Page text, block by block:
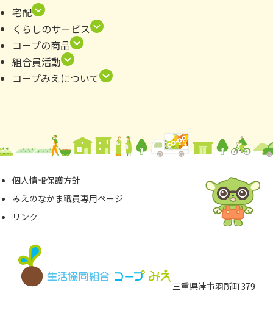
宅配
くらしのサービス
コープの商品
組合員活動
コープみえについて
三重県津市⽻所町379
個⼈情報保護⽅針
みえのなかま職員専⽤ページ
リンク